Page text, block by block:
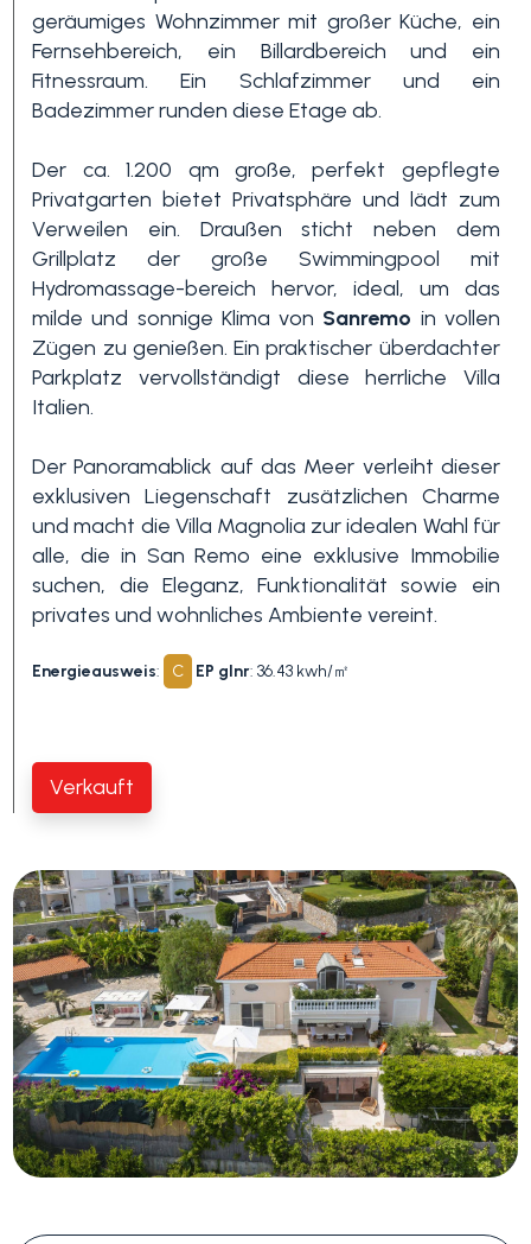
geräumiges Wohnzimmer mit großer Küche, ein
Fernsehbereich, ein Billardbereich und ein
Fitnessraum. Ein Schlafzimmer und ein
Badezimmer runden diese Etage ab.
Der ca. 1.200 qm große, perfekt gepflegte
Privatgarten bietet Privatsphäre und lädt zum
Verweilen ein. Draußen sticht neben dem
Grillplatz der große Swimmingpool mit
Hydromassage-bereich hervor, ideal, um das
milde und sonnige Klima von Sanremo in vollen
Zügen zu genießen. Ein praktischer überdachter
Parkplatz vervollständigt diese herrliche Villa
Italien.
Der Panoramablick auf das Meer verleiht dieser
exklusiven Liegenschaft zusätzlichen Charme
und macht die Villa Magnolia zur idealen Wahl für
alle, die in San Remo eine exklusive Immobilie
suchen, die Eleganz, Funktionalität sowie ein
privates und wohnliches Ambiente vereint.
Energieausweis: C EP glnr: 36.43 kwh/㎡
Verkauft
Balkon / Terrasse
Schwimmbad
Meerblick